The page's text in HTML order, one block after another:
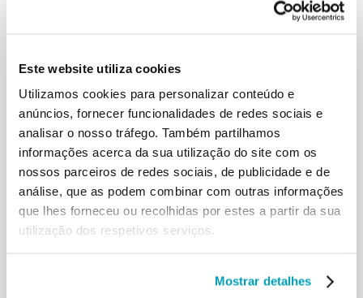
Este website utiliza cookies
Utilizamos cookies para personalizar conteúdo e
anúncios, fornecer funcionalidades de redes sociais e
analisar o nosso tráfego. Também partilhamos
informações acerca da sua utilização do site com os
nossos parceiros de redes sociais, de publicidade e de
análise, que as podem combinar com outras informações
que lhes forneceu ou recolhidas por estes a partir da sua
utilização dos respetivos serviços.
Mostrar detalhes
dialogar… A esperança é o impulso a “compartilhar
que vamos rumo ao seu
coração, para os entender, para compreender a sua
cultura, a sua língua. É uma
viagem em dois, mas sem esperança aquela viagem
não se pode realizar. A
esperança é o ímpeto a compartilhar a viagem da
vida, como nos recorda a
Campanha da Cáritas que hoje inauguramos.
Irmãos, não tenhamos receio de
compartilhar a viagem! Não tenhamos medo! Não
É-me grato receber os representantes da Cáritas,